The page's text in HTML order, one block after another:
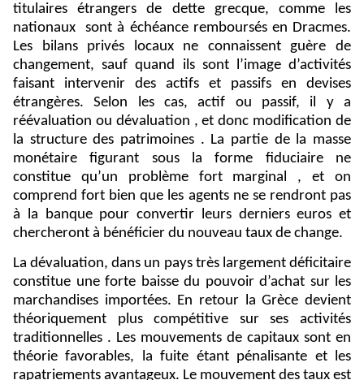
titulaires étrangers de dette grecque, comme les
nationaux
sont à échéance remboursés en Dracmes.
Les bilans privés locaux ne connaissent guère de
changement, sauf quand ils sont l’image d’activités
faisant intervenir des actifs et passifs en devises
étrangères. Selon les cas, actif ou passif, il y a
réévaluation ou dévaluation , et donc modification de
la structure des patrimoines . La partie de la masse
monétaire figurant sous la forme fiduciaire ne
constitue qu’un problème fort marginal , et on
comprend fort bien que les agents ne se rendront pas
à la banque pour convertir leurs derniers euros et
chercheront à bénéficier du nouveau taux de change.
La dévaluation, dans un pays très largement déficitaire
constitue une forte baisse du pouvoir d’achat sur les
marchandises importées. En retour la Grèce devient
théoriquement plus compétitive sur ses activités
traditionnelles . Les mouvements de capitaux sont en
théorie favorables, la fuite étant pénalisante et les
rapatriements avantageux. Le mouvement des taux est